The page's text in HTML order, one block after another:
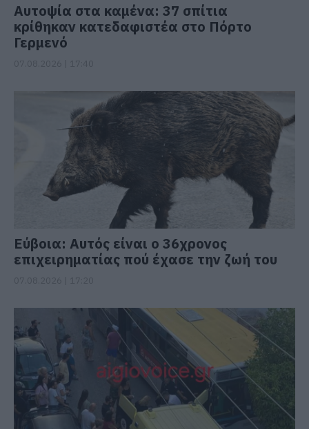
Αυτοψία στα καμένα: 37 σπίτια
κρίθηκαν κατεδαφιστέα στο Πόρτο
Γερμενό
Εύβοια: Αυτός είναι ο 36χρονος
επιχειρηματίας πού έχασε την ζωή του